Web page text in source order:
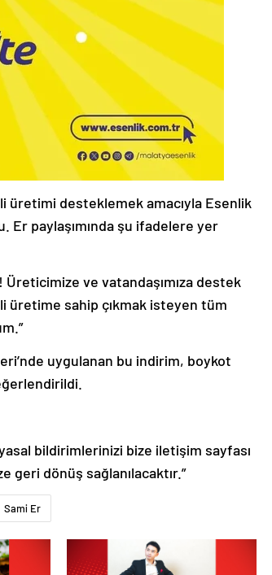
üretimi desteklemek amacıyla Esenlik
Er paylaşımında şu ifadelere yer
Üreticimize ve vatandaşımıza destek
üretime sahip çıkmak isteyen tüm
uygulanan bu indirim, boykot
bildirimlerinizi bize iletişim sayfası
dönüş sağlanılacaktır.”
Sami Er